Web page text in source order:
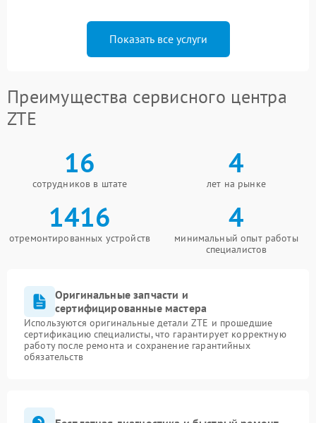
Показать все услуги
Преимущества сервисного центра
ZTE
16
сотрудников в штате
4
лет на рынке
1416
отремонтированных устройств
4
минимальный опыт работы
специалистов
Оригинальные запчасти и
сертифицированные мастера
Используются оригинальные детали ZTE и прошедшие
сертификацию специалисты, что гарантирует корректную
работу после ремонта и сохранение гарантийных
обязательств